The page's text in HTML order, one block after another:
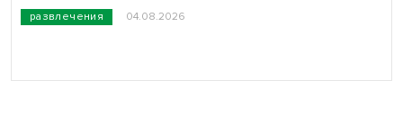
развлечения 04.08.2026